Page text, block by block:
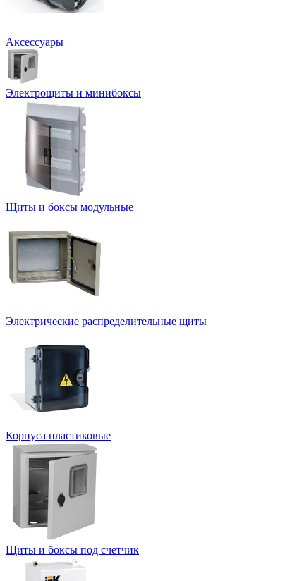
Аксессуары
Электрощиты и минибоксы
Щиты и боксы модульные
Электрические распределительные щиты
Корпуса пластиковые
Щиты и боксы под счетчик